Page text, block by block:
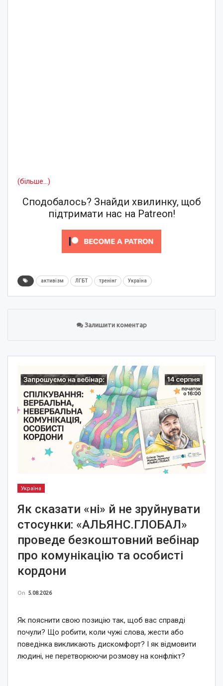
(більше…)
Сподобалось? Знайди хвилинку, щоб
підтримати нас на Patreon!
активізм ЛГБТ тренінг Україна
Залишити коментар
Україна
Як сказати «ні» й не зруйнувати
стосунки: «АЛЬЯНС.ГЛОБАЛ»
проведе безкоштовний вебінар
про комунікацію та особисті
кордони
On 5.08.2026
Як пояснити свою позицію так, щоб вас справді
почули? Що робити, коли чужі слова, жести або
поведінка викликають дискомфорт? І як відмовити
людині, не перетворюючи розмову на конфлікт?